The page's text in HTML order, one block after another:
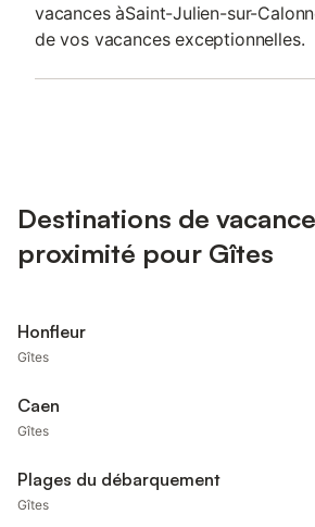
vacances àSaint-Julien-sur-
de vos vacances exceptionnelles.
Destinations de
proximité pour Gîtes
Honfleur
Gîtes
Caen
Gîtes
Plages du débarquement
Gîtes